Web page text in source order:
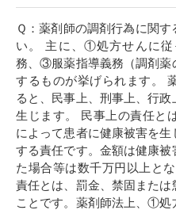
Ｑ：薬剤師の調剤行為に関
い。 主に、①処方せんに
務、③服薬指導義務（調剤薬
するものが挙げられます。
ると、民事上、刑事上、行
生じます。 民事上の責任と
によって患者に健康被害を
する責任です。金額は健康
た場合等は数千万円以上と
責任とは、罰金、禁固また
ことです。薬剤師法上、①